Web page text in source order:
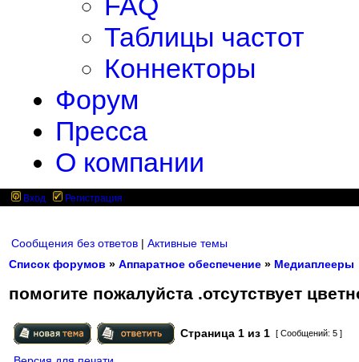
Таблицы частот
Коннекторы
Форум
Пресса
О компании
Вход Регистрация
Сообщения без ответов | Активные темы
Список форумов » Аппаратное обеспечение » Медиаплееры
помогите пожалуйста .отсутствует
Страница 1 из 1 [ Сообщений: 5 ]